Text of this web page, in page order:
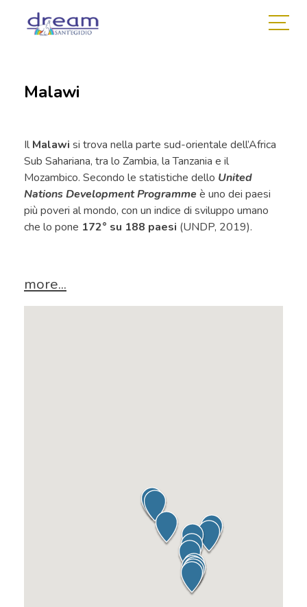
Malawi
IlMalawi si trova nella parte sud-orientale dell’Africa
Sub Sahariana, tra lo Zambia, la Tanzania e il
Mozambico. Secondo le statistiche dello United
Nations Development Programme è uno dei paesi
più poveri al mondo, con un indice di sviluppo umano
che lo pone 172° su 188 paesi (UNDP, 2019).
more...